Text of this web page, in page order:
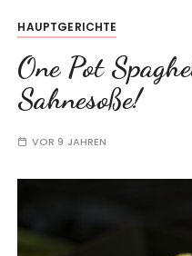
HAUPTGERICHTE
One Pot
Sahnesoße!
VOR 9 JAHREN